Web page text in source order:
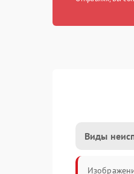
Виды